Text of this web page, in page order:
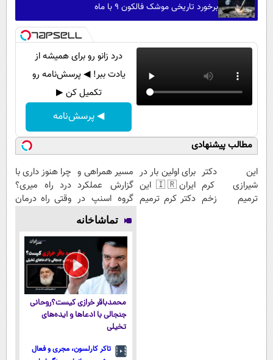
برخورد تاریخی موشک فالکون ۹ با ماه
درد زانو رو برای همیشه از
یادت ببر! ◀ پرسش‌نامه رو
تکمیل کن ▶
◀ پرسش‌نامه
مطالب پیشنهادی
این دکتر
شیرازی کرم
ترمیم زخم
برای اولین بار در
ایران🇮🇷 این
دکتر کرم ترمیم
مسیر همراهی و
گزارش عملکرد
گروه اسنپ در
چرا هنوز داری با
درد راه میری؟
وقتی راه درمان
تماشاخانه
محمدباقر خرازی کیست؟روحانی
جنجالی با ادعاها و ایده‌های
تخیلی
تاکر کارلسون، مجری و فعال